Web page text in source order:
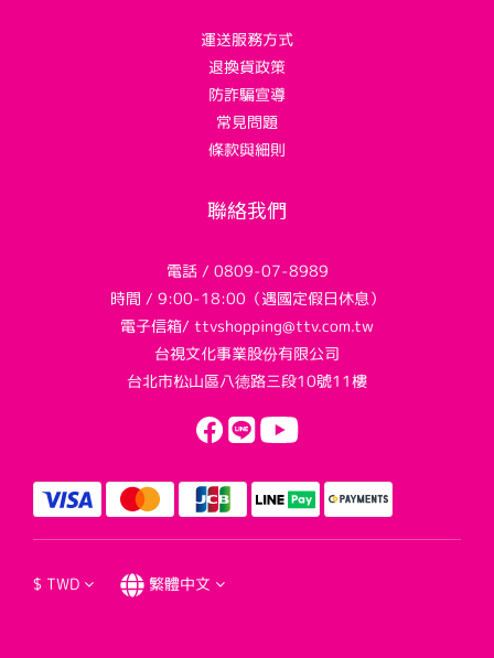
運送服務方式
退換貨政策
防詐騙宣導
常見問題
條款與細則
聯絡我們
電話 / 0809-07-8989
時間 / 9:00-18:00（遇國定假日休息）
電子信箱/ ttvshopping@ttv.com.tw
台視文化事業股份有限公司
台北市松山區八德路三段10號11樓
$ TWD 繁體中文